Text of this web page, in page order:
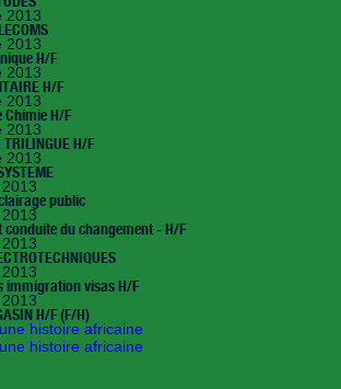
2013
2013
H/F
2013
H/F
2013
Chimie H/F
2013
TRILINGUE H/F
2013
public
du changement - H/F
immigration visas H/F
H/F (F/H)